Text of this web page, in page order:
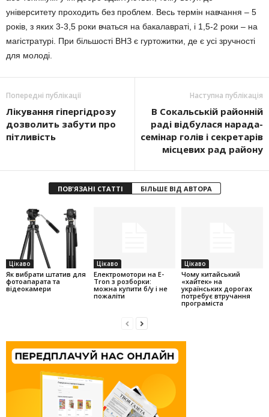
університету проходить без проблем. Весь термін навчання – 5
років, з яких 3-3,5 роки вчаться на бакалавраті, і 1,5-2 роки – на
магістратурі. При більшості ВНЗ є гуртожитки, де є усі зручності
для молоді.
Попередні публікації
Лікування гіпергідрозу
дозволить забути про
пітливість
Наступна публікація
В Сокальській районній
раді відбулася нарада-
семінар голів і секретарів
місцевих рад району
ПОВ'ЯЗАНІ СТАТТІ БІЛЬШЕ ВІД АВТОРА
Цікаво
Як вибрати штатив для
фотоапарата та
відеокамери
Цікаво
Електромотори на E-
Tron з розборки:
можна купити б/у і не
пожаліти
Цікаво
Чому китайський
«хайтек» на
українських дорогах
потребує втручання
програміста